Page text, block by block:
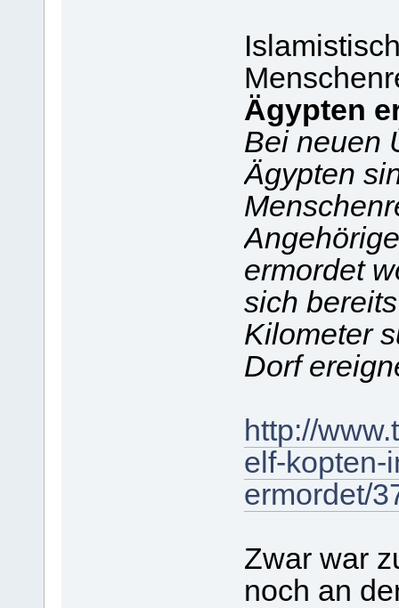
Ägypten
Bei neuen
Ägypten
ermordet
sich
Kilometer
Dorf
http://
elf-kopten-
ermordet/
Zwar war
noch an